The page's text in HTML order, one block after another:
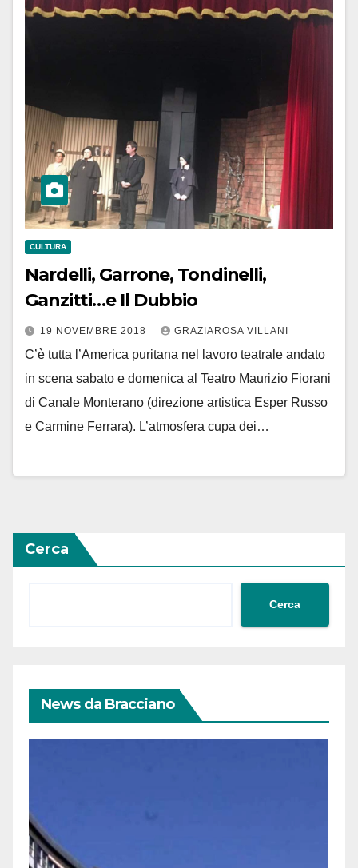
CULTURA
Nardelli, Garrone, Tondinelli,
Ganzitti…e Il Dubbio
19 NOVEMBRE 2018 GRAZIAROSA VILLANI
C’è tutta l’America puritana nel lavoro teatrale andato
in scena sabato e domenica al Teatro Maurizio Fiorani
di Canale Monterano (direzione artistica Esper Russo
e Carmine Ferrara). L’atmosfera cupa dei…
Cerca
Cerca
News da Bracciano